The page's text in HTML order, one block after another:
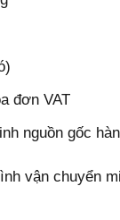
đơn VAT
nguồn gốc
vận chuyển